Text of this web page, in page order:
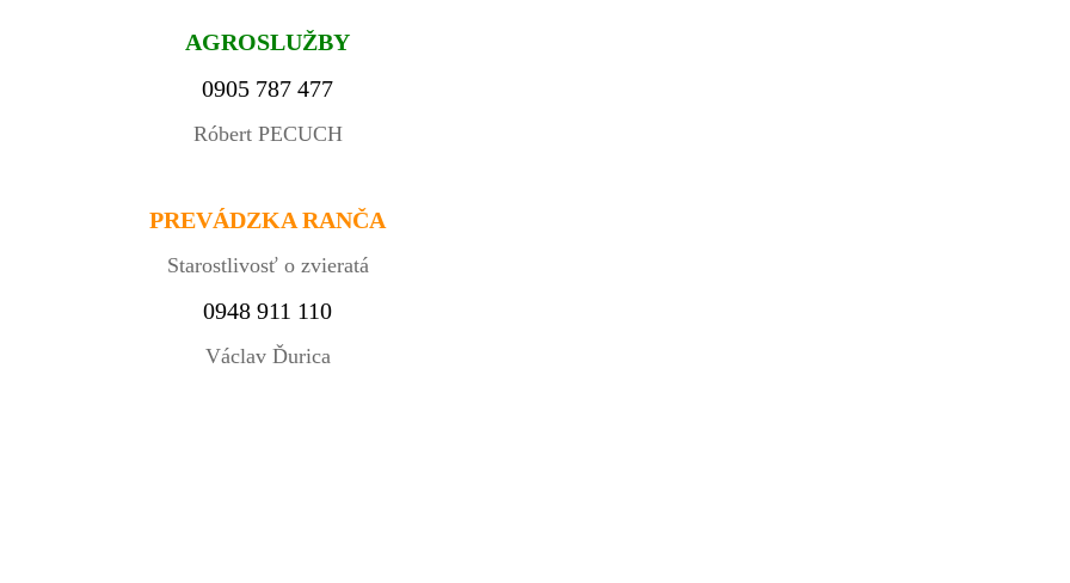
AGROSLUŽBY
0905 787 477
Róbert PECUCH
PREVÁDZKA RANČA
Starostlivosť o zvieratá
0948 911 110
Václav Ďurica